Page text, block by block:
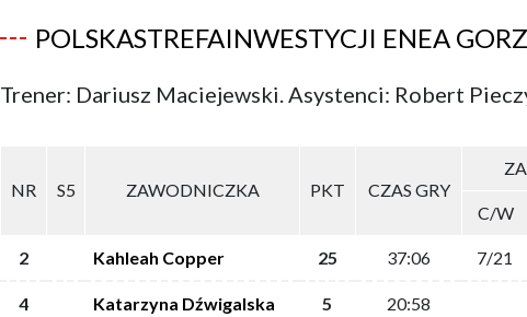
POLSKASTREFAINWESTYCJI ENEA
Trener: Dariusz Maciejewski. Asystenci: Robert
NR S5 ZAWODNICZKA PKT CZAS GRY
C/W
2 Kahleah Copper 25 37:06 7/21
4 Katarzyna Dźwigalska 5 20:58